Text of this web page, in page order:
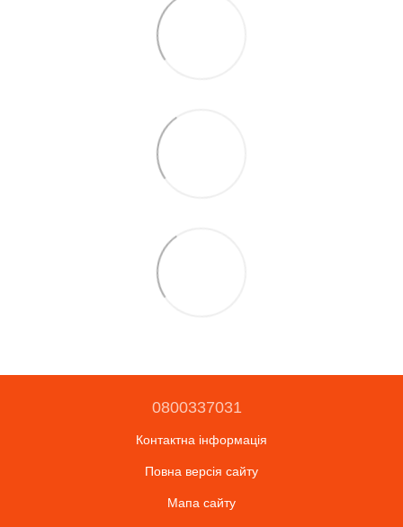
0800337031
Контактна інформація
Повна версія сайту
Мапа сайту